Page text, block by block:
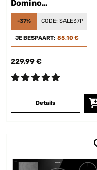
Domino
inductiekookplaat
3500W timer zwart
-37% CODE: SALE37P
JE BESPAART: 85,10 €
229,99 €
Details